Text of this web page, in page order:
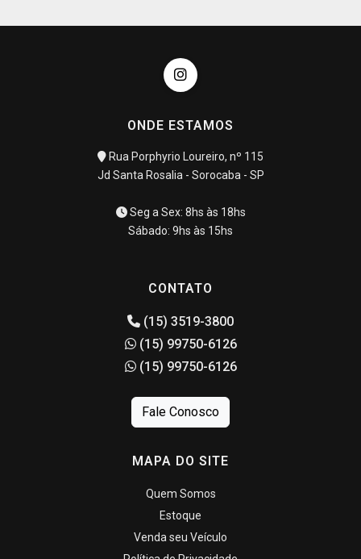
ONDE ESTAMOS
Rua Porphyrio Loureiro, nº 115
Jd Santa Rosalia - Sorocaba - SP
Seg a Sex: 8hs às 18hs
Sábado: 9hs às 15hs
CONTATO
(15) 3519-3800
(15) 99750-6126
(15) 99750-6126
Fale Conosco
MAPA DO SITE
Quem Somos
Estoque
Venda seu Veículo